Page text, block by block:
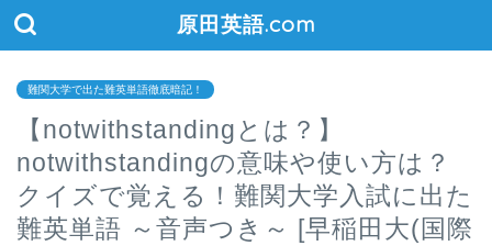
原田英語.com
難関大学で出た難英単語徹底暗記！
【notwithstandingとは？】
notwithstandingの意味や使い方は？
クイズで覚える！難関大学入試に出た
難英単語 ～音声つき～ [早稲田大(国際